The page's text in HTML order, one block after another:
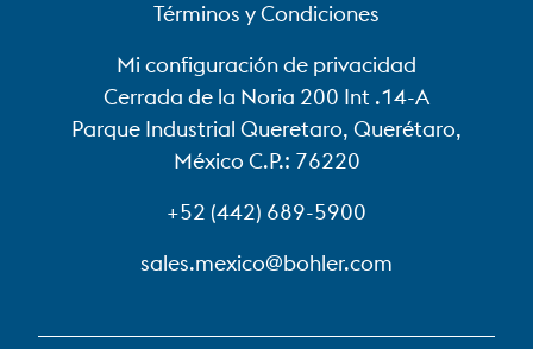
Términos y Condiciones
Mi configuración de privacidad
Cerrada de la Noria 200 Int .14-A
Parque Industrial Queretaro, Querétaro,
México C.P.: 76220
+52 (442) 689-5900
sales.mexico@bohler.com